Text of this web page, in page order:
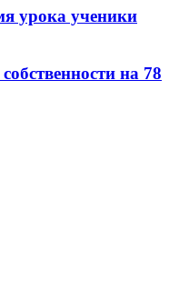
урока ученики
на 78